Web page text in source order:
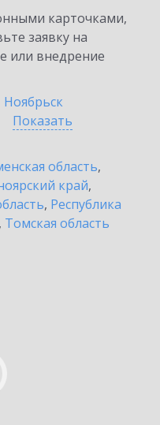
карточками,
заявку на
или внедрение
Ноябрьск
Показать
область,
край,
, Республика
, Томская область